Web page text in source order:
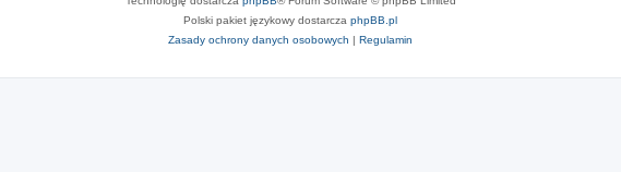
Polski pakiet językowy dostarcza phpBB.pl
Zasady ochrony danych osobowych | Regulamin